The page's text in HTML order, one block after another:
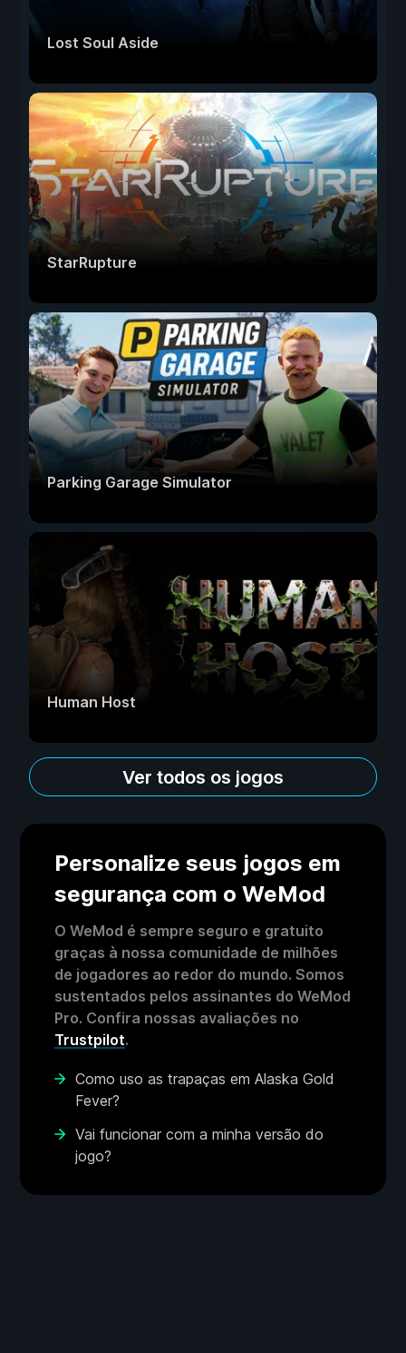
Lost Soul Aside
StarRupture
Parking Garage Simulator
Human Host
Ver todos os jogos
Personalize seus jogos em
segurança com o WeMod
O WeMod é sempre seguro e gratuito
graças à nossa comunidade de milhões
de jogadores ao redor do mundo. Somos
sustentados pelos assinantes do WeMod
Pro. Confira nossas avaliações no
Trustpilot.
Como uso as trapaças em Alaska Gold
Fever?
Vai funcionar com a minha versão do
jogo?